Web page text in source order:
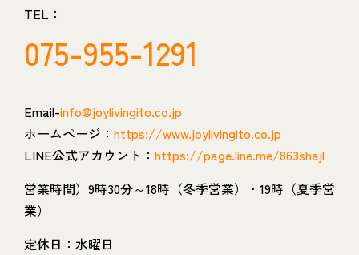
TEL：
075-955-1291
Email-info@joylivingito.co.jp
ホームページ： https://www.joylivingito.co.jp
LINE公式アカウント： https://page.line.me/863shajl
営業時間）9時30分～18時（冬季営業）・19時（夏季営
業）
定休日：水曜日